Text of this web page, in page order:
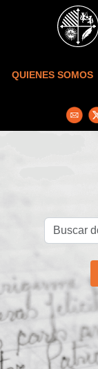
Skip to main content
QUIENES SOMOS